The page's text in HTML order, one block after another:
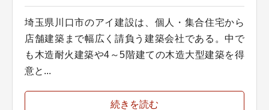
埼玉県川口市のアイ建設は、個人・集合住宅から
店舗建築まで幅広く請負う建築会社である。中で
も木造耐火建築や4～5階建ての木造大型建築を得
意と...
続きを読む